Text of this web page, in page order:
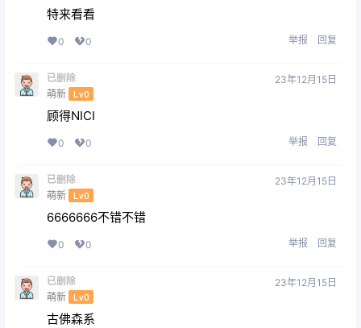
特来看看
0 0 举报 回复
已删除
萌新 Lv0
23年12月15日
顾得NICI
0 0 举报 回复
已删除
萌新 Lv0
23年12月15日
6666666不错不错
0 0 举报 回复
已删除
萌新 Lv0
23年12月15日
古佛森系